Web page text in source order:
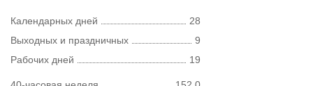
Календарных дней
28
Выходных и праздничных
9
Рабочих дней
19